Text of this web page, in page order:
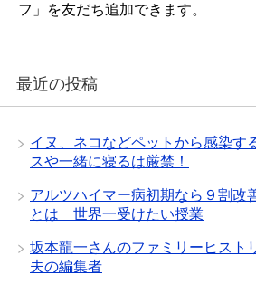
フ」を友だち追加できます。
最近の投稿
イヌ、ネコなどペットから感染
スや一緒に寝るは厳禁！
アルツハイマー病初期なら９割改
とは 世界一受けたい授業
坂本龍一さんのファミリーヒス
夫の編集者